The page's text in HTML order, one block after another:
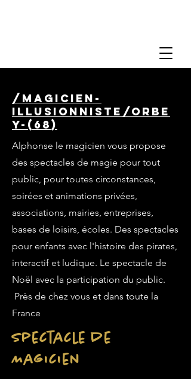
/magicien-
illusionniste/orbe
y-(68)
Alphonse le magicien vous propose
des spectacles de magie pour tout
public, pour toutes circonstances,
soirées et animations privées,
associations, mairies, entreprises,
bases de loisirs, écoles. Des spectacles
pour enfants avec l'histoire des pirates,
interactif et ludique. Le spectacle de
Noël avec la participation du public.
Près de chez vous et dans toute la
France
Spectacle de
Magicien